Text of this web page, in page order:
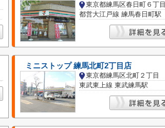
東京都練馬区春日町６丁目
都営大江戸線 練馬春日町駅
ミニストップ 練馬北町2丁目店
東京都練馬区北町２丁目
東武東上線 東武練馬駅